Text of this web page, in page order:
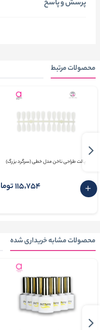
پرسش و پاسخ
محصولات مرتبط
پالت طراحی ناخن مدل خطی (سرگرد بزرگ)
115٬754 تومان
محصولات مشابه خریداری شده